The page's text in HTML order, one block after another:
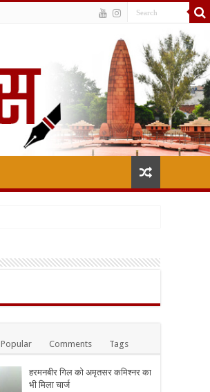
Popular Comments Tags
हरमनबीर गिल को अमृतसर कमिश्नर का
भी मिला चार्ज